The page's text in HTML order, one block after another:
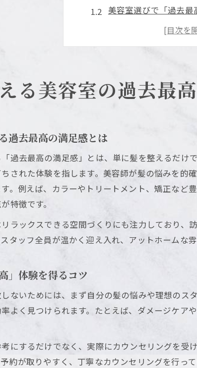
美容室選びで「過去最
横須賀の美容室で心か
口コミで語られる横
髪質改善を求めるなら横
横須賀美容室の髪質改
髪質改善の効果を高
口コミで話題の横須賀美容
口コミ評価を活用した
横須賀で人気の美容
大人女性が惹かれる横須賀
横須賀美容室が大人
大人女性向け横須賀
横須賀美容室で年齢を
る美容室の過去最
過去最高の満足感とは
過去最高の満足感」とは、単に髪を整えるだ
された体験を指します。美容師が髪の悩みを
。例えば、カラーやトリートメント、矯正な
特徴です。
ラックスできる空間づくりにも注力しており
タッフ全員が温かく迎え入れ、アットホームな
」体験を得るコツ
ないためには、まず自分の髪の悩みや理想の
よく見つけられます。たとえば、ダメージケ
にするだけでなく、実際にカウンセリングを
約が取りやすく、丁寧なカウンセリングを行っ